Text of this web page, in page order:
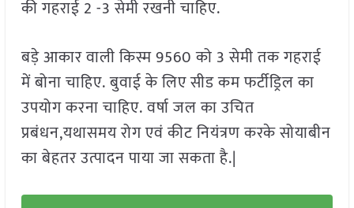
की गहराई 2 -3 सेमी रखनी चाहिए.
बड़े आकार वाली किस्म 9560 को 3 सेमी तक गहराई
में बोना चाहिए. बुवाई के लिए सीड कम फर्टीड्रिल का
उपयोग करना चाहिए. वर्षा जल का उचित
प्रबंधन,यथासमय रोग एवं कीट नियंत्रण करके सोयाबीन
का बेहतर उत्पादन पाया जा सकता है.|